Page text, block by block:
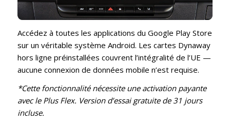
Accédez à toutes les applications du Google Play Store
sur un véritable système Android. Les cartes Dynaway
hors ligne préinstallées couvrent l’intégralité de l’UE —
aucune connexion de données mobile n’est requise.
*Cette fonctionnalité nécessite une activation payante
avec le Plus Flex. Version d’essai gratuite de 31 jours
incluse.